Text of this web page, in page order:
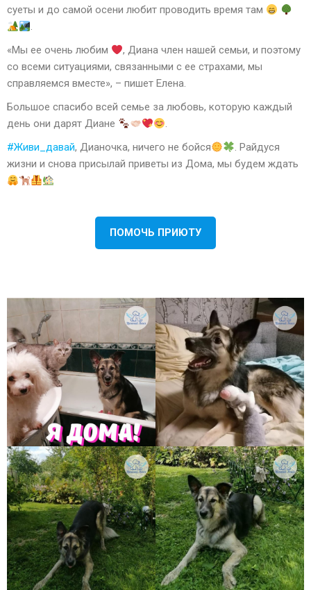
суеты и до самой осени любит проводить время там
.
«Мы ее очень любим
, Диана член нашей семьи, и поэтому
со всеми ситуациями, связанными с ее страхами, мы
справляемся вместе», – пишет Елена.
Большое спасибо всей семье за любовь, которую каждый
день они дарят Диане
.
#Живи_давай, Дианочка, ничего не бойся
. Райдуся
жизни и снова присылай приветы из Дома, мы будем ждать
ПОМОЧЬ ПРИЮТУ